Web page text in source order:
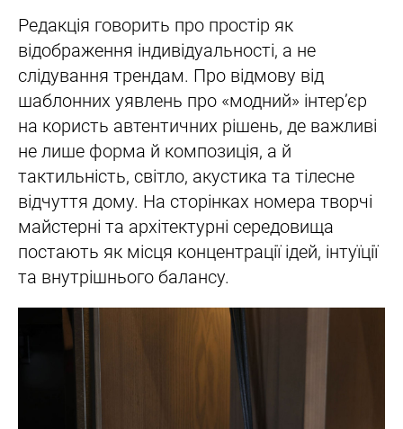
Редакція говорить про простір як
відображення індивідуальності, а не
слідування трендам. Про відмову від
шаблонних уявлень про «модний» інтер’єр
на користь автентичних рішень, де важливі
не лише форма й композиція, а й
тактильність, світло, акустика та тілесне
відчуття дому. На сторінках номера творчі
майстерні та архітектурні середовища
постають як місця концентрації ідей, інтуїції
та внутрішнього балансу.